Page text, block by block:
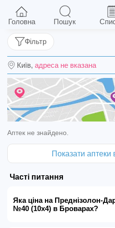
Преднізолон-
Київ, адреса не вказана
Фільтр
Аптек не знайдено.
Показати аптеки
Часті питання
Яка ціна на Преднізолон-
№40 (10х4) в Броварах?
Головна Пошук